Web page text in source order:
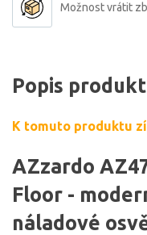
Možnost vrátit
Popis
K tomuto produktu
AZzardo
Floor -
náladové